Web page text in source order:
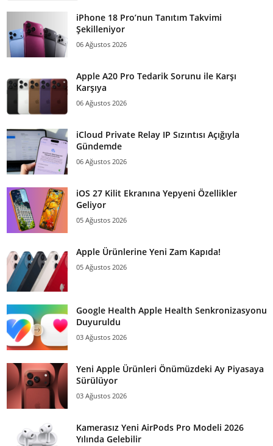
iPhone 18 Pro’nun Tanıtım Takvimi
Şekilleniyor
06 Ağustos 2026
Apple A20 Pro Tedarik Sorunu ile Karşı
Karşıya
06 Ağustos 2026
iCloud Private Relay IP Sızıntısı Açığıyla
Gündemde
06 Ağustos 2026
iOS 27 Kilit Ekranına Yepyeni Özellikler
Geliyor
05 Ağustos 2026
Apple Ürünlerine Yeni Zam Kapıda!
05 Ağustos 2026
Google Health Apple Health Senkronizasyonu
Duyuruldu
03 Ağustos 2026
Yeni Apple Ürünleri Önümüzdeki Ay Piyasaya
Sürülüyor
03 Ağustos 2026
Kamerasız Yeni AirPods Pro Modeli 2026
Yılında Gelebilir